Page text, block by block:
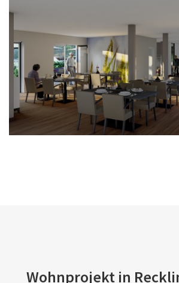
Wohnprojekt in